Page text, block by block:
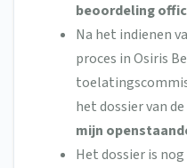
beoordeling
Na het indienen
proces in Osiris
het dossier van
mijn
Het dossier is